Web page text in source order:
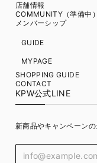
店舗情報
COMMUNITY（準備中）
メンバーシップ
GUIDE
MYPAGE
SHOPPING GUIDE
CONTACT
KPW公式LINE
新商品やキャンペーンの